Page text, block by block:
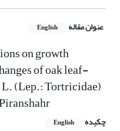
عنوان مقاله English
on growth
of oak leaf-
(Lep.: Tortricidae)
چکیده English